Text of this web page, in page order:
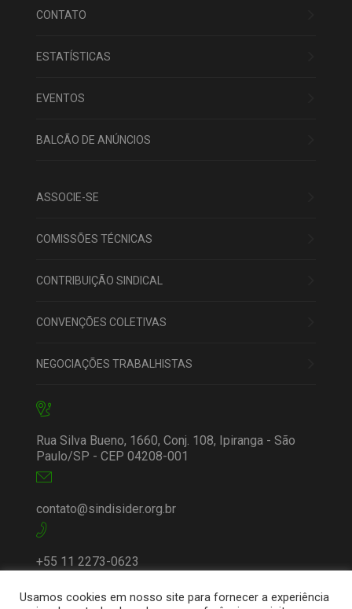
CONTATO
ESTATÍSTICAS
EVENTOS
BALCÃO DE ANÚNCIOS
ASSOCIE-SE
COMISSÕES TÉCNICAS
CONTRIBUIÇÃO SINDICAL
CONVENÇÕES COLETIVAS
NEGOCIAÇÕES TRABALHISTAS
Rua Silva Bueno, 1660, Conj. 108, Ipiranga - São
Paulo/SP - CEP 04208-001
contato@sindisider.org.br
+55 11 2273-0623
Usamos cookies em nosso site para fornecer a experiência